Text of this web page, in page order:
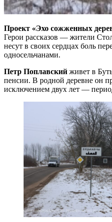
Проект «Эхо сожженных
Герои рассказов — жители
несут в своих сердцах боль
односельчанами.
Петр Поплавский живет в
пенсии. В родной деревне он
исключением двух лет —